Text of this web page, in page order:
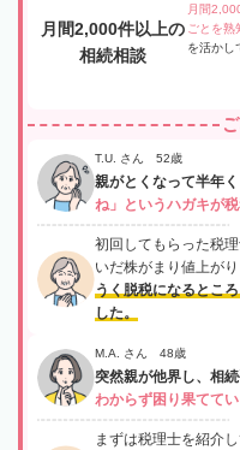
月間2,000件以上の
相続相談
月間
ごとを熟
を活かし
T.U. さん 52歳
親がとくなって半年
ね」というハガキが
初回してもらった税
いだ株がまり値上がり
うく脱税になるとこ
した。
M.A. さん 48歳
突然親が他界し、相
わからず困り果ててい
まずは税理士を紹介